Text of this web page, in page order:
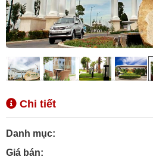
Chi tiết
Danh mục:
Giá bán: